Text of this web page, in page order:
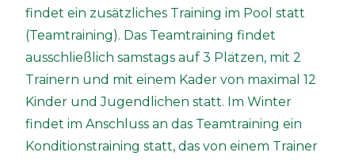
findet ein zusätzliches Training im Pool statt
(Teamtraining). Das Teamtraining findet
ausschließlich samstags auf 3 Plätzen, mit 2
Trainern und mit einem Kader von maximal 12
Kinder und Jugendlichen statt. Im Winter
findet im Anschluss an das Teamtraining ein
Konditionstraining statt, das von einem Trainer